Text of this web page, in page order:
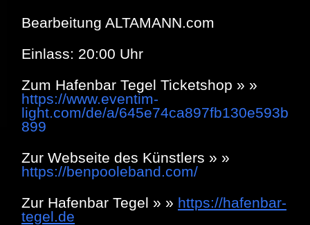
Bearbeitung ALTAMANN.com
Einlass: 20:00 Uhr
Zum Hafenbar Tegel Ticketshop » »
https://www.eventim-
light.com/de/a/645e74ca897fb130e593b
899
Zur Webseite des Künstlers » »
https://benpooleband.com/
Zur Hafenbar Tegel » » https://hafenbar-
tegel.de